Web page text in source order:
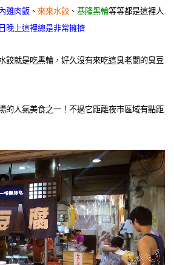
雞肉飯 、 來來水餃 、 基隆黑輪等等都是這裡人
晚上這裡總是非常擁擠
餃就是吃黑輪，好久沒有來吃這臭老闆的臭豆
的人氣美食之一！不過它距離夜市區域有點距